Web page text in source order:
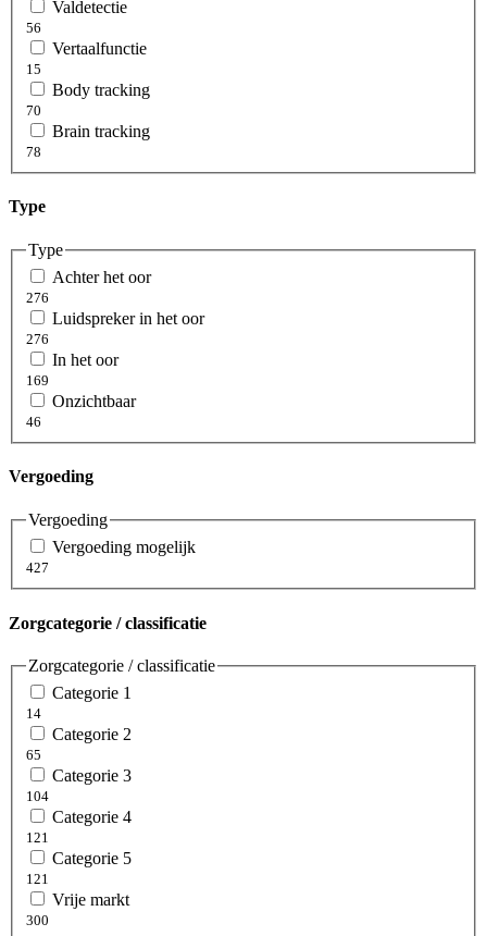
Valdetectie
56
Vertaalfunctie
15
Body tracking
70
Brain tracking
78
Type
Type
Achter het oor
276
Luidspreker in het oor
276
In het oor
169
Onzichtbaar
46
Vergoeding
Vergoeding
Vergoeding mogelijk
427
Zorgcategorie / classificatie
Zorgcategorie / classificatie
Categorie 1
14
Categorie 2
65
Categorie 3
104
Categorie 4
121
Categorie 5
121
Vrije markt
300